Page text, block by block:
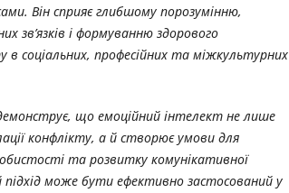
Він сприяє глибшому порозумінню,
зв’язків і формуванню здорового
в соціальних, професійних та міжкультурних
що емоційний інтелект не лише
конфлікту, а й створює умови для
та розвитку комунікативної
підхід може бути ефективно застосований у